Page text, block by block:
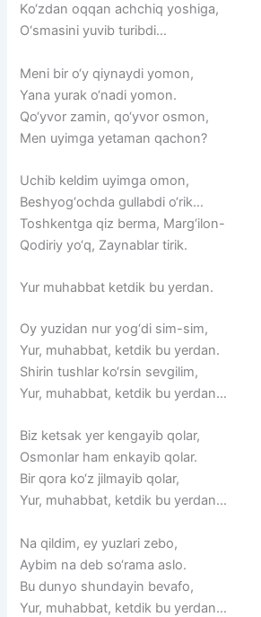
Ko‘zdan oqqan achchiq yoshiga,
O‘smasini yuvib turibdi…
Meni bir o‘y qiynaydi yomon,
Yana yurak o‘nadi yomon.
Qo‘yvor zamin, qo‘yvor osmon,
Men uyimga yetaman qachon?
Uchib keldim uyimga omon,
Beshyog‘ochda gullabdi o‘rik…
Toshkentga qiz berma, Marg‘ilon-
Qodiriy yo‘q, Zaynablar tirik.
Yur muhabbat ketdik bu yerdan.
Oy yuzidan nur yog‘di sim-sim,
Yur, muhabbat, ketdik bu yerdan.
Shirin tushlar ko‘rsin sevgilim,
Yur, muhabbat, ketdik bu yerdan…
Biz ketsak yer kengayib qolar,
Osmonlar ham enkayib qolar.
Bir qora ko‘z jilmayib qolar,
Yur, muhabbat, ketdik bu yerdan…
Na qildim, ey yuzlari zebo,
Aybim na deb so‘rama aslo.
Bu dunyo shundayin bevafo,
Yur, muhabbat, ketdik bu yerdan…